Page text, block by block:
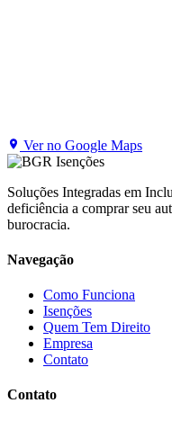
Ver no Google Maps
Soluções Integradas em
deficiência a comprar seu
burocracia.
Navegação
Como Funciona
Isenções
Quem Tem Direito
Empresa
Contato
Contato